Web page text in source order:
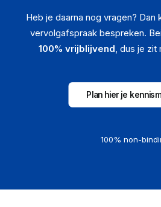
Heb je daarna nog vragen? Dan
vervolgafspraak bespreken.
100% vrijblijvend, dus je zit
Plan hier je
100% non-